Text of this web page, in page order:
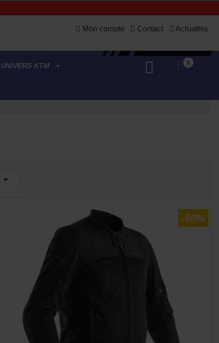
Mon compte Contact Actualités
UNIVERS KTM 0

-50%